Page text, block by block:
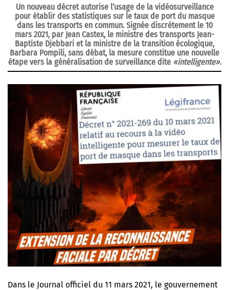
Un nouveau décret autorise l’usage de la vidéosurveillance
pour établir des statistiques sur le taux de port du masque
dans les transports en commun. Signée discrètement le 10
mars 2021, par Jean Castex, le ministre des transports Jean-
Baptiste Djebbari et la ministre de la transition écologique,
Barbara Pompili, sans débat, la mesure constitue une nouvelle
étape vers la généralisation de surveillance dite «intelligente».
Dans le Journal officiel du 11 mars 2021, le gouvernement